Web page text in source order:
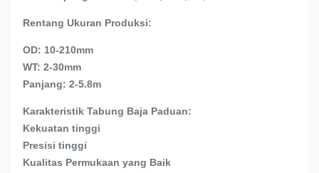
Rentang Ukuran Produksi:
OD: 10-210mm
WT: 2-30mm
Panjang: 2-5.8m
Karakteristik Tabung Baja Paduan:
Kekuatan tinggi
Presisi tinggi
Kualitas Permukaan yang Baik